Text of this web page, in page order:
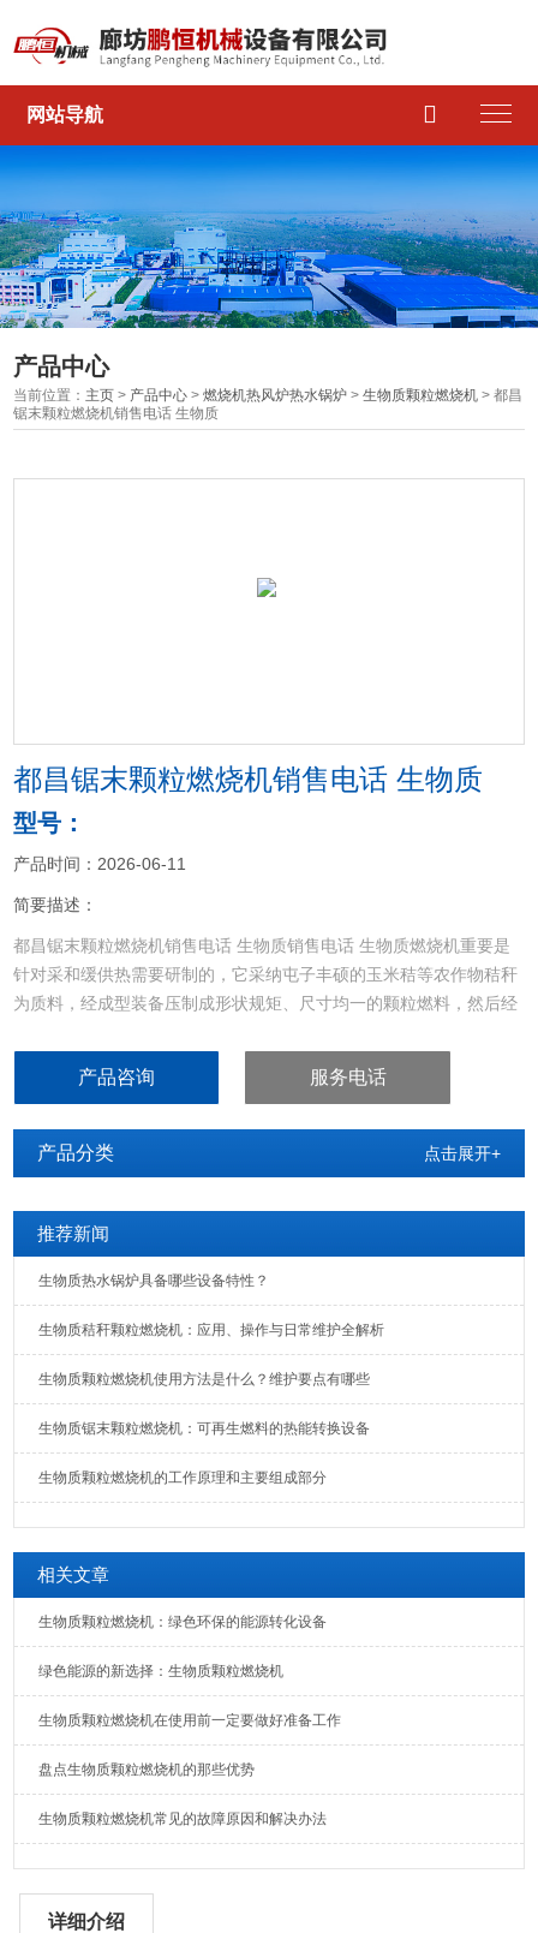
网站导航 
产品中心
当前位置： 主页 > 产品中心 >燃烧机热风炉热水锅炉 >生物质颗粒燃烧机 > 都昌
锯末颗粒燃烧机销售电话 生物质
都昌锯末颗粒燃烧机销售电话 生物质
型号：
产品时间：2026-06-11
简要描述：
都昌锯末颗粒燃烧机销售电话 生物质销售电话 生物质燃烧机重要是
针对采和缓供热需要研制的，它采纳屯子丰硕的玉米秸等农作物秸秆
为质料，经成型装备压制成形状规矩、尺寸均一的颗粒燃料，然后经
产品咨询 服务电话
产品分类 点击展开+
推荐新闻
生物质热水锅炉具备哪些设备特性？
生物质秸秆颗粒燃烧机：应用、操作与日常维护全解析
生物质颗粒燃烧机使用方法是什么？维护要点有哪些
生物质锯末颗粒燃烧机：可再生燃料的热能转换设备
生物质颗粒燃烧机的工作原理和主要组成部分
相关文章
生物质颗粒燃烧机：绿色环保的能源转化设备
绿色能源的新选择：生物质颗粒燃烧机
生物质颗粒燃烧机在使用前一定要做好准备工作
盘点生物质颗粒燃烧机的那些优势
生物质颗粒燃烧机常见的故障原因和解决办法
详细介绍